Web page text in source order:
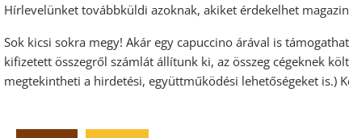
Hírlevelünket továbbküldi azoknak, akiket érdekelhet
Sok kicsi sokra megy! Akár egy capuccino árával is
kifizetett összegről számlát állítunk ki, az összeg cégeknek
megtekintheti a hirdetési, együttműködési lehetőségeket is.)